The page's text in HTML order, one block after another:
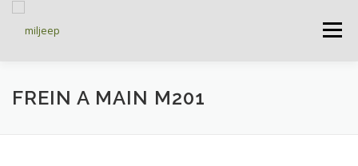
Menu
ACCUEIL ARTICLES PETITES ANNONCES
FREIN A MAIN M201